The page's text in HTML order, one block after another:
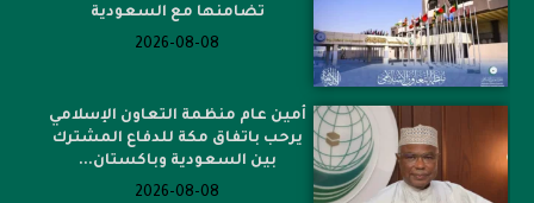
تضامنها مع السعودية
2026-08-08
أمين عام منظمة التعاون الإسلامي
يرحب باتفاق مكة للدفاع المشترك
بين السعودية وباكستان...
2026-08-08